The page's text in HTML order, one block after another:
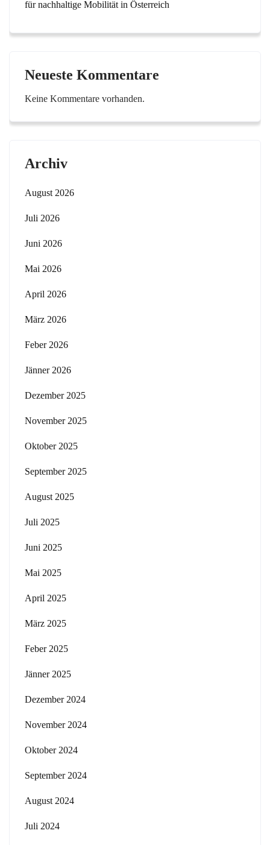
für nachhaltige Mobilität in Österreich
Neueste Kommentare
Keine Kommentare vorhanden.
Archiv
August 2026
Juli 2026
Juni 2026
Mai 2026
April 2026
März 2026
Feber 2026
Jänner 2026
Dezember 2025
November 2025
Oktober 2025
September 2025
August 2025
Juli 2025
Juni 2025
Mai 2025
April 2025
März 2025
Feber 2025
Jänner 2025
Dezember 2024
November 2024
Oktober 2024
September 2024
August 2024
Juli 2024